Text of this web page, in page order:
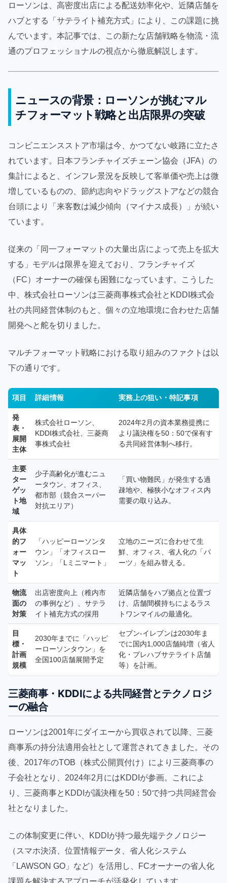
ローソンは、高密度出店による配送効率化や、近隣店舗を
ハブとする「サテライト補充方式」により、この課題に挑
んでいます。本記事では、この新たな店舗戦略を物流・流
通のプロフェッショナルの視点から徹底解説します。
ニュースの背景：ローソンが挑むマル
チフォーマット戦略と出店限界の突破
コンビニエンスストア市場は今、かつてない岐路に立たさ
れています。日本フランチャイズチェーン協会（JFA）の
集計によると、インフレ景況を反映して客単価や売上は微
増しているものの、節約志向やドラッグストアなどの競合
台頭により「来客数は減少傾向（マイナス成長）」が続い
ています。
従来の「同一フォーマットの大量出店によって売上を拡大
する」モデルは限界を迎えており、フランチャイズ
（FC）オーナーの確保も困難になっています。こうした
中、株式会社ローソンは三菱商事株式会社とKDDI株式会
社の共同経営体制のもと、個々の立地環境に合わせた店舗
開発へと舵を切りました。
マルチフォーマット戦略における取り組みのファクトは以
下の通りです。
項目 詳細情報 実務上の狙い・特記事項
発
表・
展開
主体
株式会社ローソン、
KDDI株式会社、三菱商
事株式会社
2024年2月の資本業務提携に
より議決権を50：50で保有す
る共同経営体制へ移行。
主要
ター
ゲッ
ト地
域
少子高齢化が進むニュ
ータウン、オフィス、
都市部（競合スーパー
対抗エリア）
「買い物難民」が発生する過
疎地や、極狭小なオフィス内
需要の取り込み。
具体
的フ
ォー
マッ
ト
「ハッピーローソンタ
ウン」「オフィスロー
ソン」「Lミニマート」
立地のニーズに合わせて生
鮮、オフィス、省人化の「パ
ーツ」を組み替える。
物流
面の
対策
出店密度向上（稚内市
の事例など）、サテラ
イト補充方式の採用
近隣店舗をハブ拠点と位置づ
け、店舗間横持ちによるラス
トワンマイルの最適化。
目
標・
計画
規模
2030年までに「ハッピ
ーローソンタウン」を
全国100店舗展開予定
セブン-イレブンは2030年ま
でに国内1,000店舗純増（省人
化・プレハブサテライト店舗
等）を計画。
三菱商事・KDDIによる共同経営とテクノロジ
ーの融合
ローソンは2001年にダイエーから買収されて以降、三菱
商事系の持分法適用会社として運営されてきました。その
後、2017年のTOB（株式公開買付け）により三菱商事の
子会社となり、2024年2月にはKDDIが参画。これによ
り、三菱商事とKDDIが議決権を50：50で持つ共同経営会
社となりました。
この体制変更に伴い、KDDIが持つ最先端テクノロジー
（スマホ決済、位置情報データ、省人化システム
「LAWSON GO」など）を活用し、FCオーナーの省人化
課題を解決するアプローチが活発化しています。